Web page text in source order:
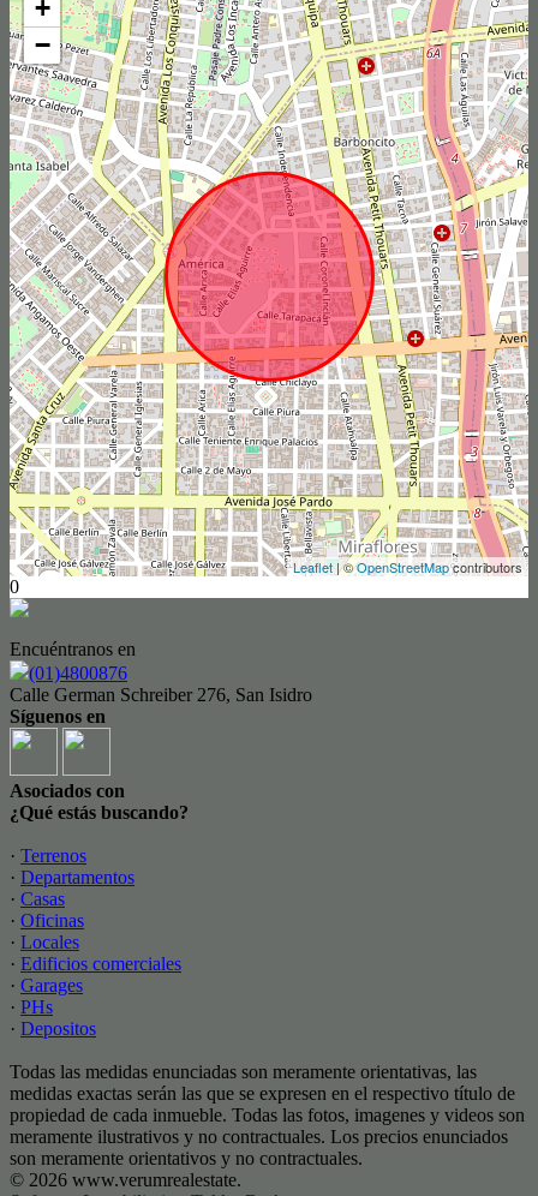
+
−
Leaflet| ©OpenStreetMapcontributors
0
Encuéntranos en
(01)4800876
Calle German Schreiber 276, San Isidro
Síguenos en
Asociados con
¿Qué estás buscando?
· Terrenos
· Departamentos
· Casas
· Oficinas
· Locales
· Edificios comerciales
· Garages
· PHs
· Depositos
Todas las medidas enunciadas son meramente orientativas, las
medidas exactas serán las que se expresen en el respectivo título de
propiedad de cada inmueble. Todas las fotos, imagenes y videos son
meramente ilustrativos y no contractuales. Los precios enunciados
son meramente orientativos y no contractuales.
© 2026 www.verumrealestate.